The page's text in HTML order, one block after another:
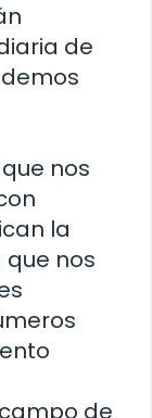
de
nos
la
nos
de